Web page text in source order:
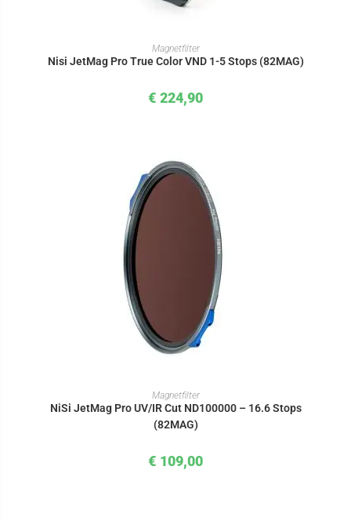
IN DEN WARENKORB
Magnetfilter
Nisi JetMag Pro True Color VND 1-5 Stops (82MAG)
€ 224,90
IN DEN WARENKORB
Magnetfilter
NiSi JetMag Pro UV/IR Cut ND100000 – 16.6 Stops
(82MAG)
€ 109,00